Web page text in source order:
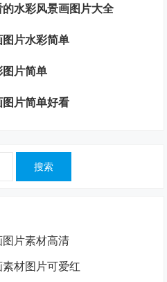
水彩风景画图片大全
片水彩简单
片简单
片简单好看
片素材高清
材图片可爱红